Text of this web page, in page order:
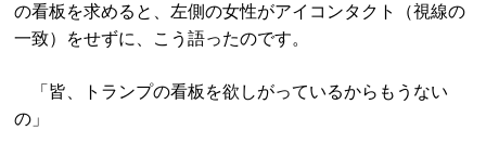
の看板を求めると、左側の女性がアイコンタクト（視線の
一致）をせずに、こう語ったのです。
「皆、トランプの看板を欲しがっているからもうない
の」